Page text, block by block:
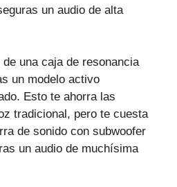
un audio de alta
una caja de resonancia
un modelo activo
Esto te ahorra las
tradicional, pero te cuesta
de sonido con subwoofer
un audio de muchísima